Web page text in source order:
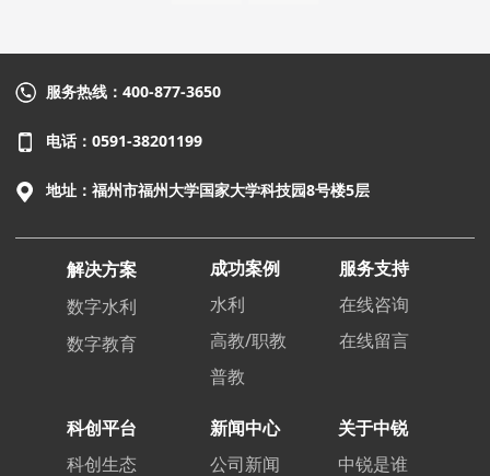
服务热线：400-877-3650
电话：0591-38201199
地址：福州市福州大学国家大学科技园8号楼5层
解决方案
数字水利
数字教育
成功案例
水利
高教/职教
普教
服务支持
在线咨询
在线留言
科创平台
科创生态
新闻中心
公司新闻
关于中锐
中锐是谁